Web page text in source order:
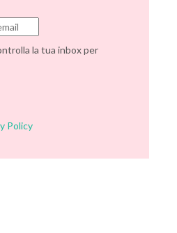
la tua inbox per
Policy